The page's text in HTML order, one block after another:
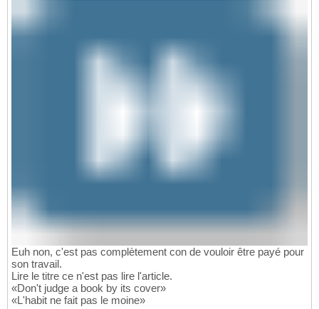
Euh non, c'est pas complètement con de vouloir être payé pour
son travail.
Lire le titre ce n'est pas lire l'article.
«Don't judge a book by its cover»
«L'habit ne fait pas le moine»